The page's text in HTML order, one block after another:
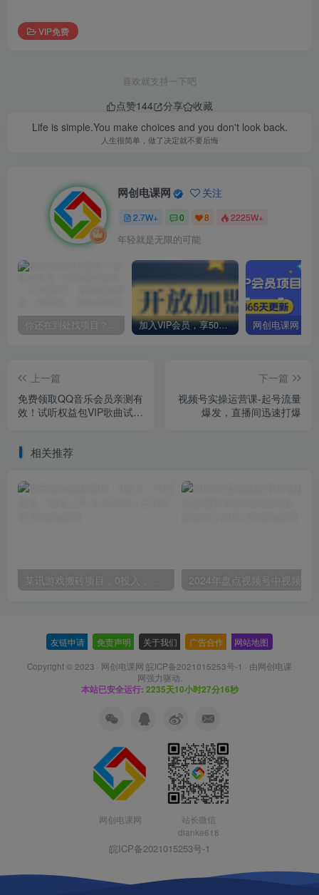
VIP免费
喜欢就支持一下吧
点赞144 分享
收藏
Life is simple.You make choices and you don't look back.
人生很简单，做了决定就不要后悔
网创电课网 关注
2.7W+ 0 8 2225W+
年轻就是无限的可能
你还在到处找项目？还在当韭菜？我却靠卖项目一个月赚5万，曾经我也和你一样懵懂。 加入VIP会员，享50%的推广提成，免费学习多种网上创业课程，菜鸟秒变大神！
上一篇
免费领取QQ音乐会员亲测有
效！试听权益包VIP歌曲试听
下一篇
视频号实操运营课-起号流量
爆发，直播间迅速打爆
相关推荐
某讯游戏搬砖项目，0投入，可以挂机，轻松上手,月入3000+上不封顶
友链申请 免责声明 关于我们 广告合作 网站地图
Copyright © 2023 · 网创电课网 皖ICP备2021015253号-1 · 由网创电课
网强力驱动.
本站已安全运行: 2235天10小时27分17秒
网创电课网
站长微信
dianke618
皖ICP备2021015253号-1